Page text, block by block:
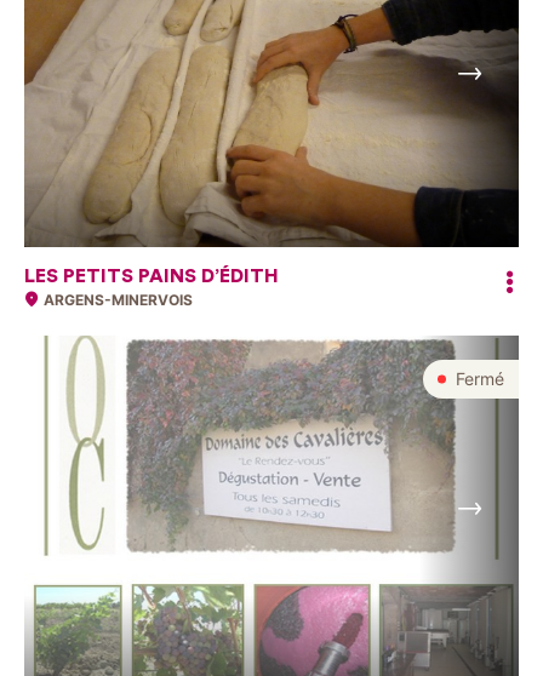
Suivant
LES PETITS PAINS D’ÉDITH
ARGENS-MINERVOIS
Fermé
Suivant